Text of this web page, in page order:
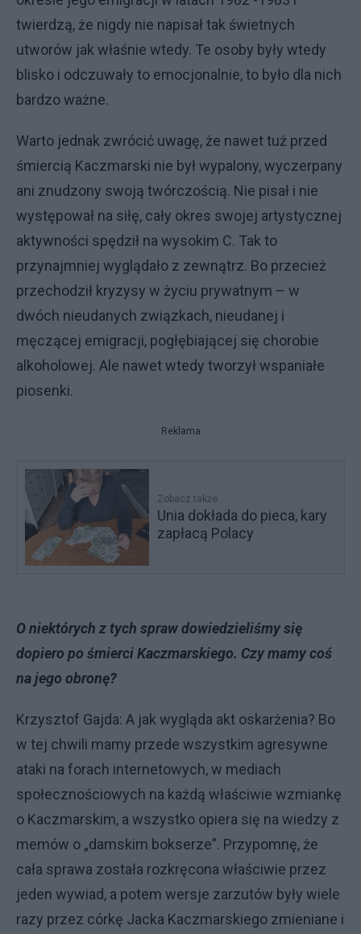
twierdzą, że nigdy nie napisał tak świetnych
utworów jak właśnie wtedy. Te osoby były wtedy
blisko i odczuwały to emocjonalnie, to było dla nich
bardzo ważne.
Warto jednak zwrócić uwagę, że nawet tuż przed
śmiercią Kaczmarski nie był wypalony, wyczerpany
ani znudzony swoją twórczością. Nie pisał i nie
występował na siłę, cały okres swojej artystycznej
aktywności spędził na wysokim C. Tak to
przynajmniej wyglądało z zewnątrz. Bo przecież
przechodził kryzysy w życiu prywatnym – w
dwóch nieudanych związkach, nieudanej i
męczącej emigracji, pogłębiającej się chorobie
alkoholowej. Ale nawet wtedy tworzył wspaniałe
piosenki.
Reklama
Zobacz także
Unia dokłada do pieca, kary
zapłacą Polacy
O niektórych z tych spraw dowiedzieliśmy się
dopiero po śmierci Kaczmarskiego. Czy mamy coś
na jego obronę?
Krzysztof Gajda: A jak wygląda akt oskarżenia? Bo
w tej chwili mamy przede wszystkim agresywne
ataki na forach internetowych, w mediach
społecznościowych na każdą właściwie wzmiankę
o Kaczmarskim, a wszystko opiera się na wiedzy z
memów o „damskim bokserze”. Przypomnę, że
cała sprawa została rozkręcona właściwie przez
jeden wywiad, a potem wersje zarzutów były wiele
razy przez córkę Jacka Kaczmarskiego zmieniane i